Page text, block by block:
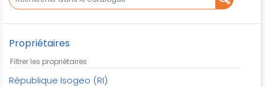
Propriétaires
République Isogeo (RI)